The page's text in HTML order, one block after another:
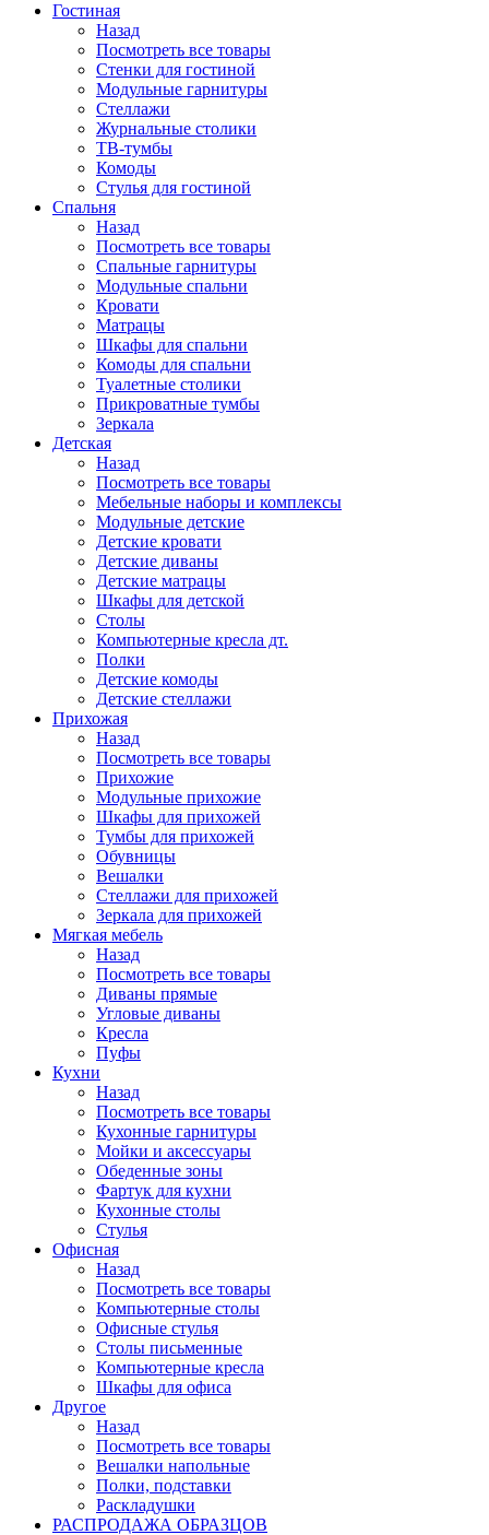
Гостиная
Назад
Посмотреть все товары
Стенки для гостиной
Модульные гарнитуры
Стеллажи
Журнальные столики
ТВ-тумбы
Комоды
Стулья для гостиной
Спальня
Назад
Посмотреть все товары
Спальные гарнитуры
Модульные спальни
Кровати
Матрацы
Шкафы для спальни
Комоды для спальни
Туалетные столики
Прикроватные тумбы
Зеркала
Детская
Назад
Посмотреть все товары
Мебельные наборы и комплексы
Модульные детские
Детские кровати
Детские диваны
Детские матрацы
Шкафы для детской
Столы
Компьютерные кресла дт.
Полки
Детские комоды
Детские стеллажи
Прихожая
Назад
Посмотреть все товары
Прихожие
Модульные прихожие
Шкафы для прихожей
Тумбы для прихожей
Обувницы
Вешалки
Стеллажи для прихожей
Зеркала для прихожей
Мягкая мебель
Назад
Посмотреть все товары
Диваны прямые
Угловые диваны
Кресла
Пуфы
Кухни
Назад
Посмотреть все товары
Кухонные гарнитуры
Мойки и аксессуары
Обеденные зоны
Фартук для кухни
Кухонные столы
Стулья
Офисная
Назад
Посмотреть все товары
Компьютерные столы
Офисные стулья
Столы письменные
Компьютерные кресла
Шкафы для офиса
Другое
Назад
Посмотреть все товары
Вешалки напольные
Полки, подставки
Раскладушки
РАСПРОДАЖА ОБРАЗЦОВ